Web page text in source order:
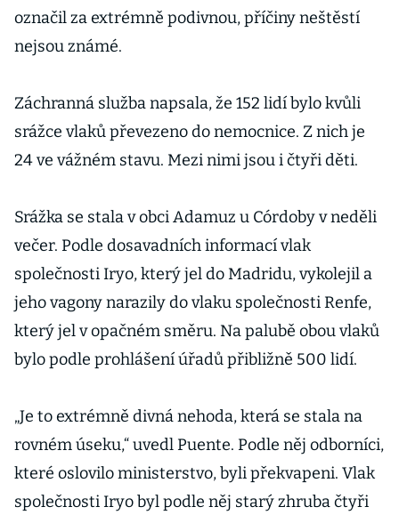
označil za extrémně podivnou, příčiny neštěstí
nejsou známé.
Záchranná služba napsala, že 152 lidí bylo kvůli
srážce vlaků převezeno do nemocnice. Z nich je
24 ve vážném stavu. Mezi nimi jsou i čtyři děti.
Srážka se stala v obci Adamuz u Córdoby v neděli
večer. Podle dosavadních informací vlak
společnosti Iryo, který jel do Madridu, vykolejil a
jeho vagony narazily do vlaku společnosti Renfe,
který jel v opačném směru. Na palubě obou vlaků
bylo podle prohlášení úřadů přibližně 500 lidí.
„Je to extrémně divná nehoda, která se stala na
rovném úseku,“ uvedl Puente. Podle něj odborníci,
které oslovilo ministerstvo, byli překvapeni. Vlak
společnosti Iryo byl podle něj starý zhruba čtyři